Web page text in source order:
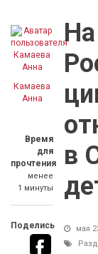
Камаева
Анна
Время
для
прочтения
менее
1 минуты
Поделись
в
мая